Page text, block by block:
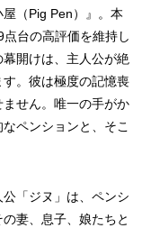
（Pig Pen）』。本
台の高評価を維持し
開けは、主人公が絶
。彼は極度の記憶喪
せん。唯一の手がか
ペンションと、そこ
「ジヌ」は、ペンシ
の妻、息子、娘たちと